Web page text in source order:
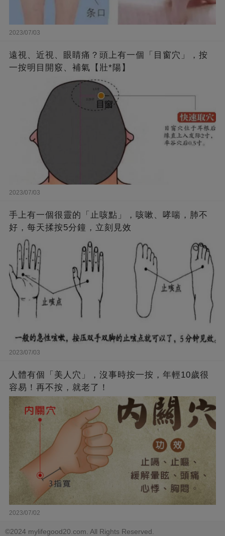
2023/07/03
遠視、近視、眼睛痛？頭上有一個「目窗穴」，按
一按明目開竅、補氣【壯*陽】
2023/07/03
手上有一個很靈的「止咳點」，咳嗽、哮喘，肺不
好，每天揉按5分鐘，立刻見效
2023/07/03
人體有個「美人穴」，沒事時按一按，年輕10歲很
容易！再不按，就老了！
2023/07/02
©2024 mylifegood20.com. All Rights Reserved.